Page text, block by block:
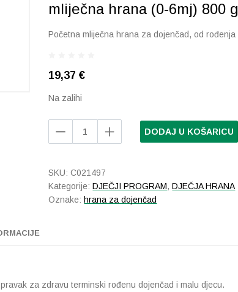
mliječna hrana (0-6mj) 800 g
Početna mliječna hrana za dojenčad, od rođenja
19,37€
Na zalihi
hrana
DODAJ U KOŠARICU
SKU:C021497
Kategorije:DJEČJI PROGRAM,DJEČJA HRANA
Oznake: hrana za dojenčad
za zdravu terminski rođenu dojenčad i malu djecu.